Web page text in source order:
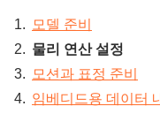
모델 준비
물리 연산 설정
모션과 표정 준비
임베디드용 데이터